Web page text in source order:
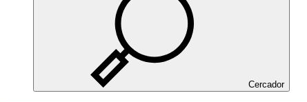
Cercador